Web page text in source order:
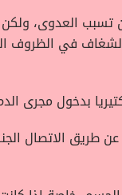
تسبب العدوى، ولكن
في الظروف
بدخول مجرى
عن طريق الاتصال